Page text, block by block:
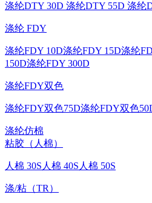
涤纶DTY 30D 涤纶DTY 55D 涤纶
涤纶 FDY
涤纶FDY 10D涤纶FDY 15D涤纶
150D涤纶FDY 300D
涤纶FDY双色
涤纶FDY双色75D涤纶FDY双色
涤纶仿棉
粘胶（人棉）
人棉 30S 人棉 40S 人棉 50S
涤/粘（TR）